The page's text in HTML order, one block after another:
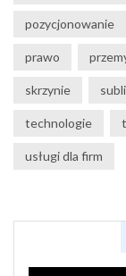
pozycjonowanie
prawo
skrzynie
technologie
usługi dla firm